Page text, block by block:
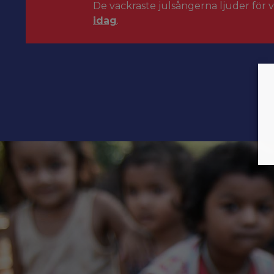
De vackraste julsångerna ljuder för
idag.